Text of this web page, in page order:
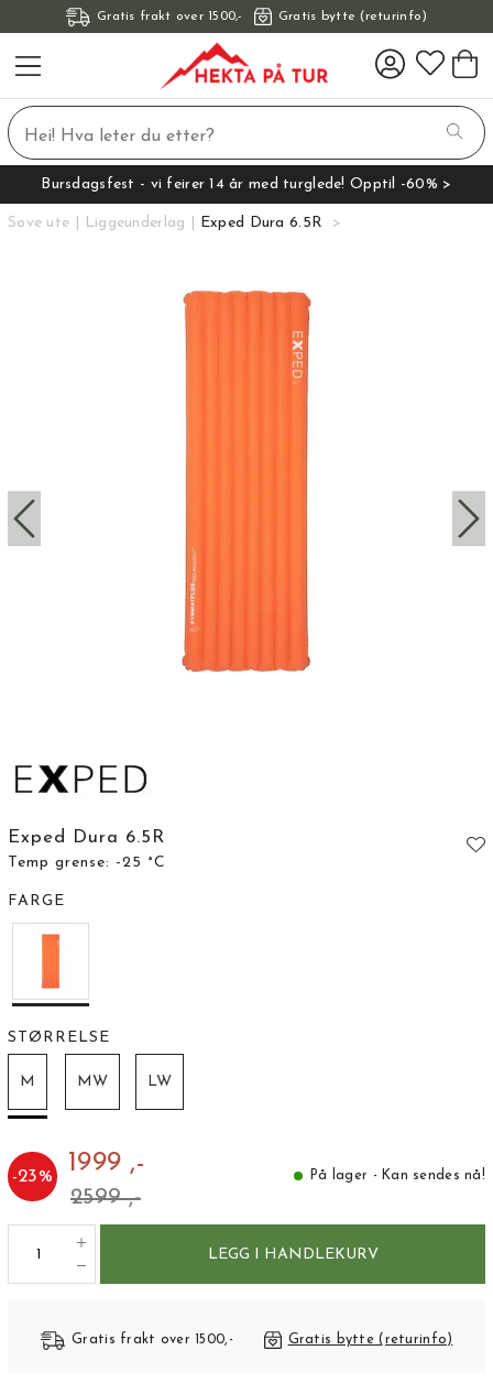
Gratis frakt over 1500,- Gratis bytte (returinfo)
Bursdagsfest - vi feirer 14 år med turglede! Opptil -60% >
Sove ute Liggeunderlag Exped Dura 6.5R
Exped Dura 6.5R
Temp grense: -25 °C
FARGE
STØRRELSE
M MW LW
-23% 1999 ,-
2599 ,-
På lager - Kan sendes nå!
LEGG I HANDLEKURV
Gratis frakt over 1500,- Gratis bytte (returinfo)